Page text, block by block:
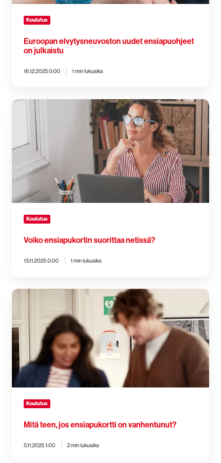
Koulutus
Euroopan elvytysneuvoston uudet ensiapuohjeet
on julkaistu
16.12.2025 0:00 1 min lukuaika
Voiko
ensiapukortin
suorittaa
netissä?
Koulutus
Voiko ensiapukortin suorittaa netissä?
13.11.2025 0:00 1 min lukuaika
Mitä
ensiapukortti
on
vanhentunut?
Koulutus
Mitä teen, jos ensiapukortti on vanhentunut?
5.11.2025 1:00 2 min lukuaika